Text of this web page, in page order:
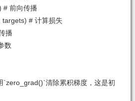
# 前向传播
# 计算损失
播
数
`zero_grad()`清除累积梯度，这是初